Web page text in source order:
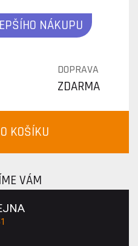
NÁKUPU
DOPRAVA
ZDARMA
KOŠÍKU
VÁM